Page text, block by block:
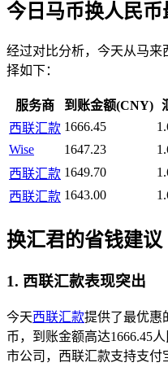
今日马币换人民币
经过对比分析，今天从马来
择如下：
服务商 到账金额(CNY)
西联汇款 1666.45
Wise
1647.23
西联汇款 1649.70
西联汇款 1643.00
换汇君的省钱建议
1. 西联汇款表现突出
今天西联汇款提供了最优惠
币，到账金额高达1666.45
市公司，西联汇款支持支